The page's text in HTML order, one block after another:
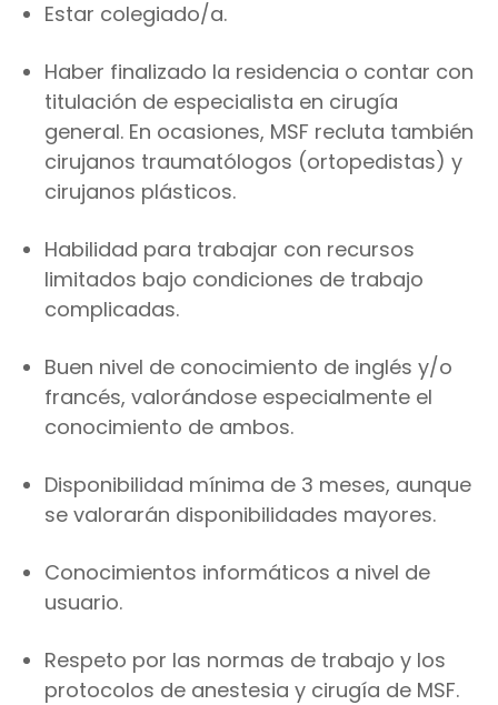
Estar colegiado/a.
Haber finalizado la residencia o contar con
titulación de especialista en cirugía
general. En ocasiones, MSF recluta también
cirujanos traumatólogos (ortopedistas) y
cirujanos plásticos.
Habilidad para trabajar con recursos
limitados bajo condiciones de trabajo
complicadas.
Buen nivel de conocimiento de inglés y/o
francés, valorándose especialmente el
conocimiento de ambos.
Disponibilidad mínima de 3 meses, aunque
se valorarán disponibilidades mayores.
Conocimientos informáticos a nivel de
usuario.
Respeto por las normas de trabajo y los
protocolos de anestesia y cirugía de MSF.